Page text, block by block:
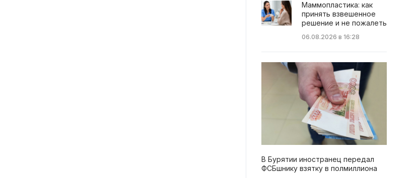
Маммопластика: как
принять взвешенное
решение и не пожалеть
06.08.2026 в 16:28
В Бурятии иностранец передал
ФСБшнику взятку в полмиллиона